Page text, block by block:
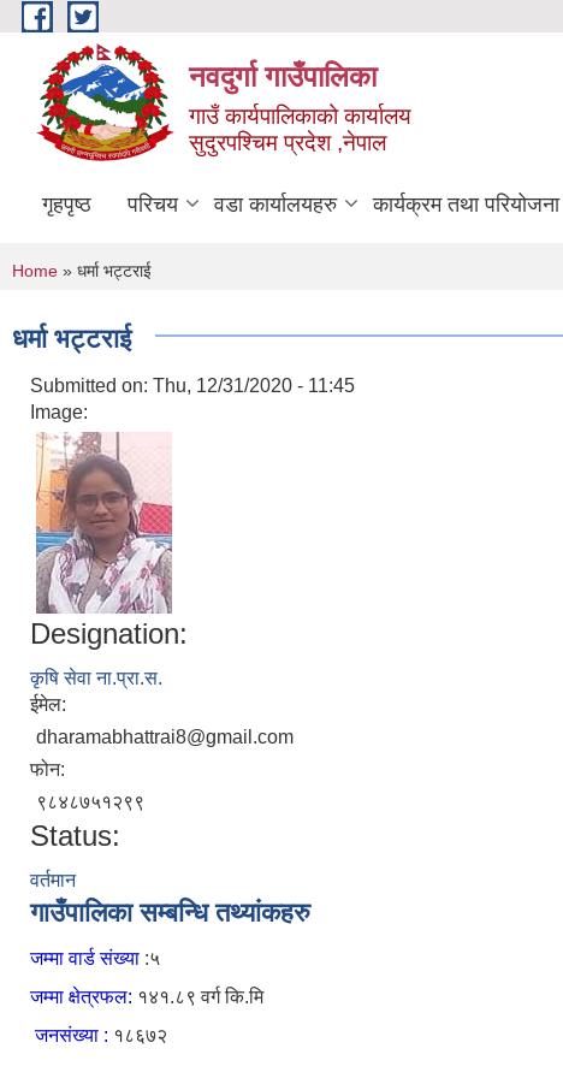
Skip to main content
नवदुर्गा गाउँपालिका
गाउँ कार्यपालिकाको कार्यालय
सुदुरपश्चिम प्रदेश ,नेपाल
गृहपृष्ठ परिचय वडा कार्यालयहरु कार्यक्रम तथा परियोजना
You are here
Home » धर्मा भट्टराई
धर्मा भट्टराई
Submitted on: Thu, 12/31/2020 - 11:45
Image:
Designation:
कृषि सेवा ना.प्रा.स.
ईमेल:
dharamabhattrai8@gmail.com
फोन:
९८४८७५१२९९
Status:
वर्तमान
गाउँपालिका सम्बन्धि तथ्यांकहरु
जम्मा वार्ड संख्या :५
जम्मा क्षेत्रफल: १४१.८९ वर्ग कि.मि
जनसंख्या : १८६७२